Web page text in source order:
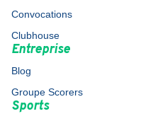
Convocations
Clubhouse
Entreprise
Blog
Groupe Scorers
Sports